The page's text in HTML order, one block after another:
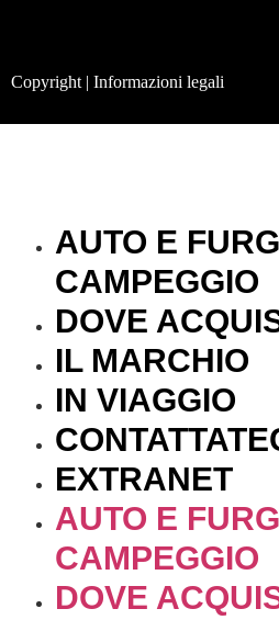
Copyright | Informazioni legali
AUTO E
CAMPEGGIO
DOVE
IL MARCHIO
IN VIAGGIO
EXTRANET
AUTO E
CAMPEGGIO
DOVE